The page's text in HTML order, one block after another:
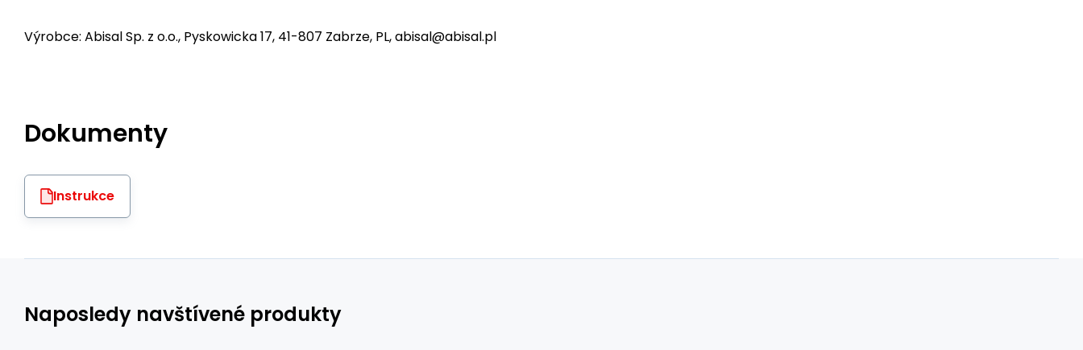
Výrobce: Abisal Sp. z o.o., Pyskowicka 17, 41-807 Zabrze, PL, abisal@abisal.pl
Dokumenty
Instrukce
Naposledy navštívené produkty